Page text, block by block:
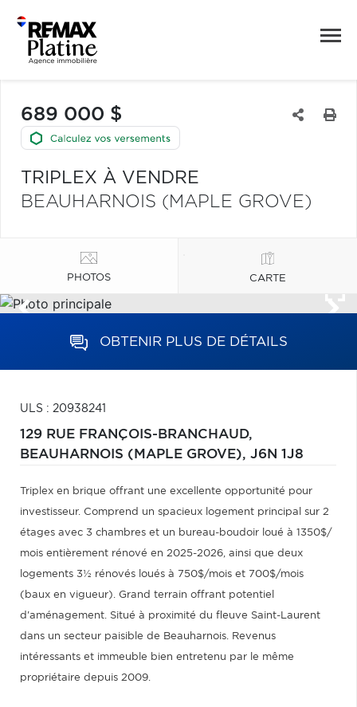
689 000 $
TRIPLEX À VENDRE
BEAUHARNOIS (MAPLE GROVE)
PHOTOS CARTE
OBTENIR PLUS DE DÉTAILS
ULS : 20938241
129 RUE FRANÇOIS-BRANCHAUD,
BEAUHARNOIS (MAPLE GROVE), J6N 1J8
Triplex en brique offrant une excellente opportunité pour
investisseur. Comprend un spacieux logement principal sur 2
étages avec 3 chambres et un bureau-boudoir loué à 1350$/
mois entièrement rénové en 2025-2026, ainsi que deux
logements 3½ rénovés loués à 750$/mois et 700$/mois
(baux en vigueur). Grand terrain offrant potentiel
d'aménagement. Situé à proximité du fleuve Saint-Laurent
dans un secteur paisible de Beauharnois. Revenus
intéressants et immeuble bien entretenu par le même
propriétaire depuis 2009.